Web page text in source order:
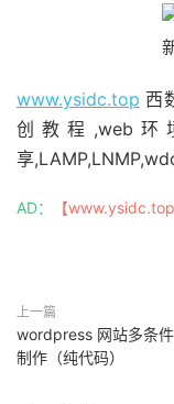
www.ysidc.top 西
创教程,web环
享
AD： 【www.ysidc.top
上一篇
wordpress 网站多条
制作（纯代码）